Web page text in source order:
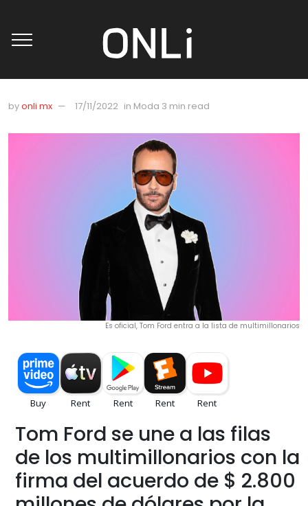
byonli mx 17/11/2022 in Moda 3 min read
Es oficial, Tom Ford entra a la lista de multimillonarios
Tom Ford se une a las filas
de los multimillonarios con la
firma del acuerdo de $ 2.800